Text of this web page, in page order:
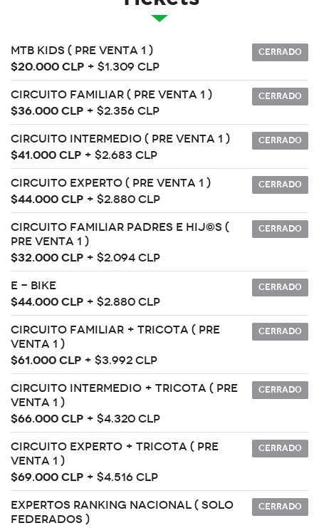
MTB Kids ( Pre venta 1 )
$20.000 CLP + $1.309 CLP
Cerrado
Circuito Familiar ( Pre venta 1 )
$36.000 CLP + $2.356 CLP
Cerrado
Circuito Intermedio ( Pre venta 1 )
$41.000 CLP + $2.683 CLP
Cerrado
Circuito Experto ( Pre venta 1 )
$44.000 CLP + $2.880 CLP
Cerrado
Circuito Familiar Padres e hij@s (
Pre venta 1 )
$32.000 CLP + $2.094 CLP
Cerrado
E - Bike
$44.000 CLP + $2.880 CLP
Cerrado
Circuito Familiar + Tricota ( Pre
venta 1 )
$61.000 CLP + $3.992 CLP
Cerrado
Circuito Intermedio + Tricota ( Pre
venta 1 )
$66.000 CLP + $4.320 CLP
Cerrado
Circuito Experto + Tricota ( Pre
venta 1 )
$69.000 CLP + $4.516 CLP
Cerrado
Expertos Ranking Nacional ( solo
federados )
Cerrado